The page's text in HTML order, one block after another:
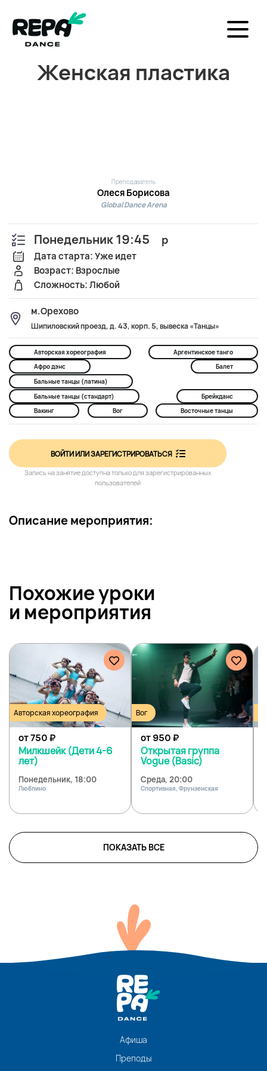
Женская пластика
Преподаватель
Олеся Борисова
Global Dance Arena
Понедельник 19:45 р
Дата старта: Уже идет
Возраст: Взрослые
Сложность: Любой
м.Орехово
Шипиловский проезд, д. 43, корп. 5, вывеска «Танцы»
Авторская хореография
Аргентинское танго
Афро дэнс
Балет
Бальные танцы (латина)
Бальные танцы (стандарт)
Брейкданс
Вакинг
Вог Восточные танцы
ВОЙТИ ИЛИ ЗАРЕГИСТРИРОВАТЬСЯ
Запись на занятие доступна только для зарегистрированных
пользователей
Описание мероприятия:
Похожие уроки
и мероприятия
Авторская хореография
от 750₽
Милкшейк (Дети 4-6
лет)
Понедельник, 18:00
Люблино
Вог
от 950₽
Открытая группа
Vogue (Basic)
Среда, 20:00
Спортивная, Фрунзенская
ПОКАЗАТЬ ВСЕ
Афиша
Преподы